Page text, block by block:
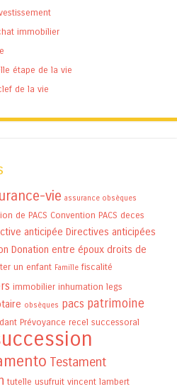
immobilier
étape de la vie
de la vie
vie assurance obsèques
de PACS Convention PACS deces
anticipée Directives anticipées
Donation entre époux droits de
un enfant Famille fiscalité
immobilier inhumation legs
obsèques pacs patrimoine
Prévoyance recel successoral
Testament
tutelle usufruit vincent lambert